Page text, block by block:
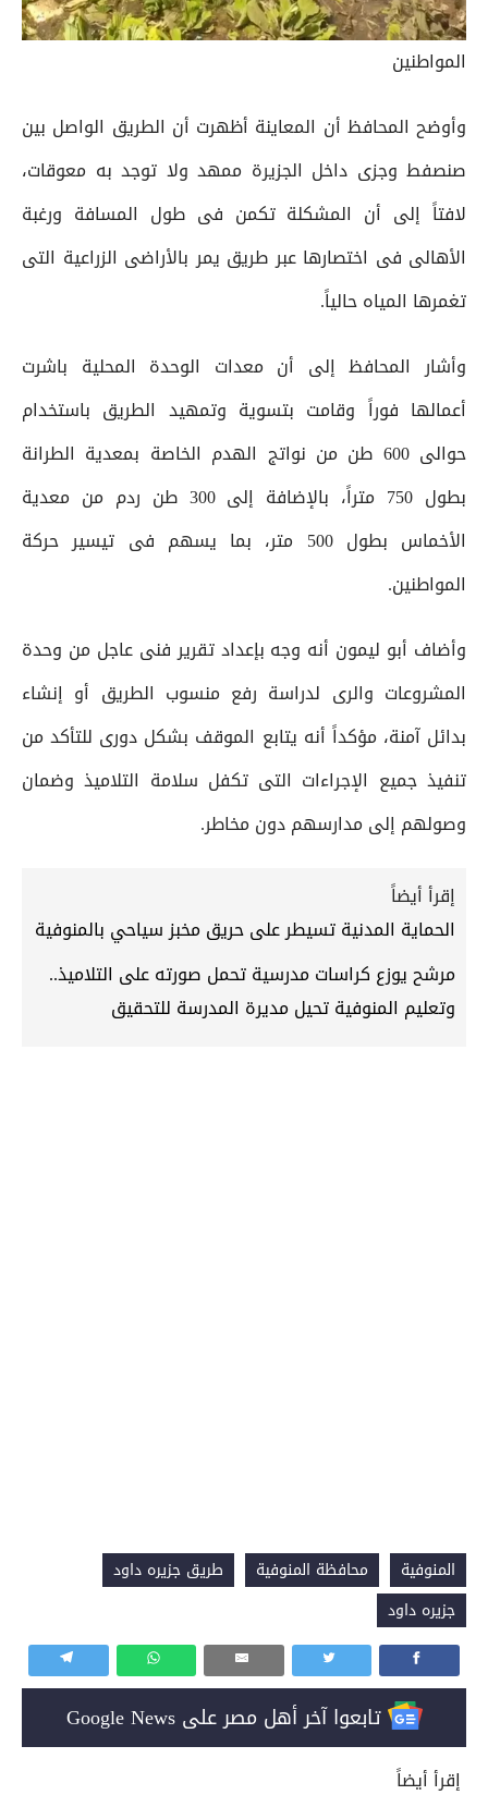
المواطنين
وأوضح المحافظ أن المعاينة أظهرت أن الطريق الواصل بين
صنصفط وجزى داخل الجزيرة ممهد ولا توجد به معوقات،
لافتاً إلى أن المشكلة تكمن فى طول المسافة ورغبة
الأهالى فى اختصارها عبر طريق يمر بالأراضى الزراعية التى
تغمرها المياه حالياً.
وأشار المحافظ إلى أن معدات الوحدة المحلية باشرت
أعمالها فوراً وقامت بتسوية وتمهيد الطريق باستخدام
حوالى 600 طن من نواتج الهدم الخاصة بمعدية الطرانة
بطول 750 متراً، بالإضافة إلى 300 طن ردم من معدية
الأخماس بطول 500 متر، بما يسهم فى تيسير حركة
المواطنين.
وأضاف أبو ليمون أنه وجه بإعداد تقرير فنى عاجل من وحدة
المشروعات والرى لدراسة رفع منسوب الطريق أو إنشاء
بدائل آمنة، مؤكداً أنه يتابع الموقف بشكل دورى للتأكد من
تنفيذ جميع الإجراءات التى تكفل سلامة التلاميذ وضمان
وصولهم إلى مدارسهم دون مخاطر.
إقرأ أيضاً
الحماية المدنية تسيطر على حريق مخبز سياحي بالمنوفية
مرشح يوزع كراسات مدرسية تحمل صورته على التلاميذ..
وتعليم المنوفية تحيل مديرة المدرسة للتحقيق
المنوفية محافظة المنوفية
طريق جزيره داود
جزيره داود
تابعوا آخر أهل مصر على Google News
إقرأ أيضاً